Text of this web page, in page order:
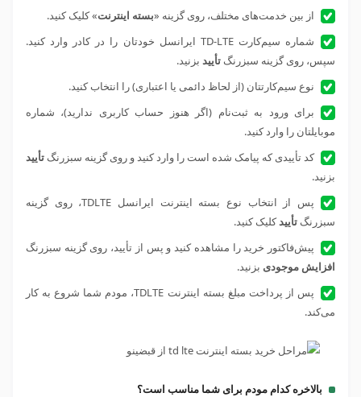
از بین خدمت‌های مختلف، روی گزینه «بسته اینترنت» کلیک کنید.
شماره سیم‌کارت TD-LTE ایرانسل خودتان را در کادر وارد کنید.
سپس، روی گزینه سبزرنگ تأیید بزنید.
نوع سیم‌کارتتان (از لحاظ دائمی یا اعتباری) را انتخاب کنید.
برای ورود به ثبت‌نام (اگر هنوز حساب کاربری ندارید)، شماره
موبایلتان را وارد کنید.
کد تأییدی که پیامک شده است را وارد کنید و روی گزینه سبزرنگ تأیید
بزنید.
پس از انتخاب نوع بسته اینترنت ایرانسل TDLTE، روی گزینه
سبزرنگ تأییدکلیک کنید.
پیش‌فاکتور خرید را مشاهده کنید و پس از تأیید، روی گزینه سبزرنگ
افزایش موجودی بزنید.
پس از پرداخت مبلغ بسته اینترنت TDLTE، مودم شما شروع به کار
می‌کند.
بالاخره کدام مودم برای شما مناسب است؟